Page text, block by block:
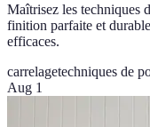
Maîtrisez les techniques
finition parfaite et
efficaces.
carrelagetechniques de
Aug 1